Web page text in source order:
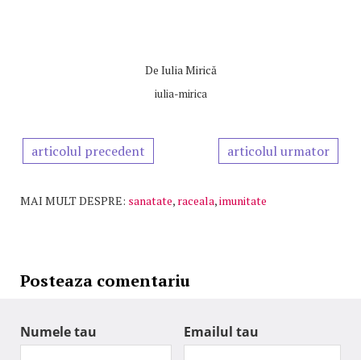
De Iulia Mirică
iulia-mirica
articolul precedent articolul urmator
MAI MULT DESPRE: sanatate, raceala,imunitate
Posteaza comentariu
Numele tau Emailul tau